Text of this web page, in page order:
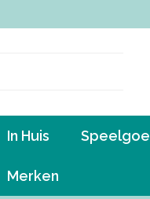
In Huis
Merken